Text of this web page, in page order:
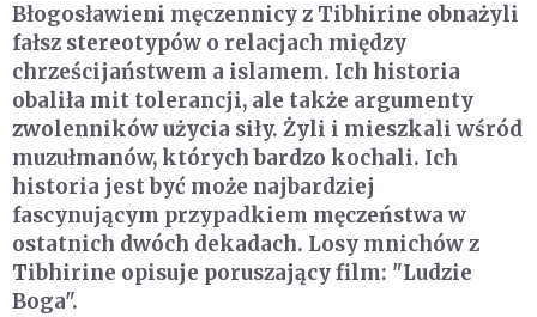
Błogosławieni męczennicy z Tibhirine obnażyli
fałsz stereotypów o relacjach między
chrześcijaństwem a islamem. Ich historia
obaliła mit tolerancji, ale także argumenty
zwolenników użycia siły. Żyli i mieszkali wśród
muzułmanów, których bardzo kochali. Ich
historia jest być może najbardziej
fascynującym przypadkiem męczeństwa w
ostatnich dwóch dekadach. Losy mnichów z
Tibhirine opisuje poruszający film: "Ludzie
Boga".